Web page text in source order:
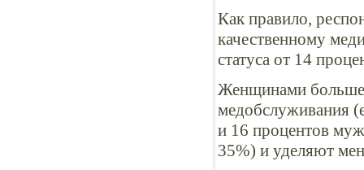
Как правило,
качественному
статуса от 14
Женщинами больше
медобслуживания
и 16 процентов
35%) и уделяют